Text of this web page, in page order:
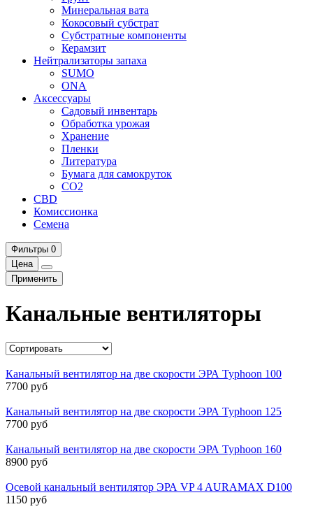
Минеральная вата
Кокосовый субстрат
Субстратные компоненты
Керамзит
Нейтрализаторы запаха
SUMO
ONA
Аксессуары
Садовый инвентарь
Обработка урожая
Хранение
Пленки
Литература
Бумага для самокруток
CO2
CBD
Комисcионка
Семена
Фильтры 0
Цена
Применить
Канальные вентиляторы
Канальный вентилятор на две скорости ЭРА Typhoon 100
7700 руб
Канальный вентилятор на две скорости ЭРА Typhoon 125
7700 руб
Канальный вентилятор на две скорости ЭРА Typhoon 160
8900 руб
Осевой канальный вентилятор ЭРА VP 4 AURAMAX D100
1150 руб